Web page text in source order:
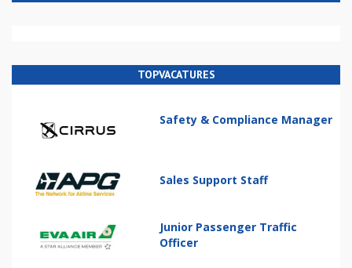
TOPVACATURES
Safety & Compliance Manager
Sales Support Staff
Junior Passenger Traffic
Officer